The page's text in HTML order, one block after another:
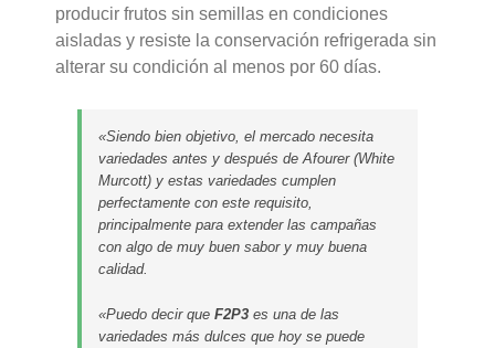
producir frutos sin semillas en condiciones
aisladas y resiste la conservación refrigerada sin
alterar su condición al menos por 60 días.
«Siendo bien objetivo, el mercado necesita
variedades antes y después de Afourer (White
Murcott) y estas variedades cumplen
perfectamente con este requisito,
principalmente para extender las campañas
con algo de muy buen sabor y muy buena
calidad.
«Puedo decir que F2P3 es una de las
variedades más dulces que hoy se puede